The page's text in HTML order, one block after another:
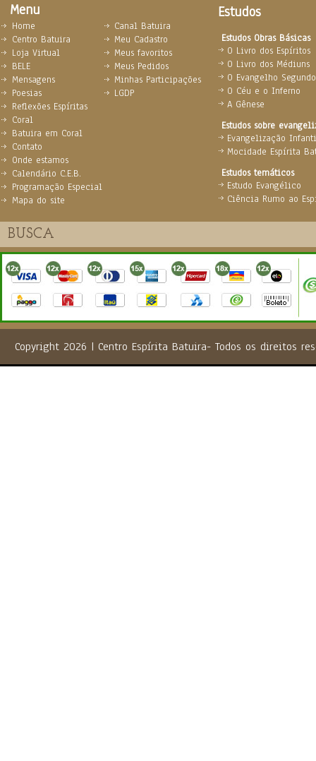
Menu Estudos
Estudos Obras Básicas
O Livro dos Espíritos
O Livro dos Médiuns
O Evangelho
O Céu e o Inferno
A Gênese
Estudos sobre
Evangelização
Mocidade Espírita
Estudos temáticos
Estudo Evangélico
Ciência Rumo ao
Home
Centro Batuira
Loja Virtual
BELE
Mensagens
Poesias
Reflexões Espíritas
Coral
Batuira em Coral
Contato
Onde estamos
Calendário C.E.B.
Programação Especial
Mapa do site
Canal Batuira
Meu Cadastro
Meus favoritos
Meus Pedidos
Minhas Participações
LGDP
Copyright 2026 | Centro Espírita Batuira- Todos os